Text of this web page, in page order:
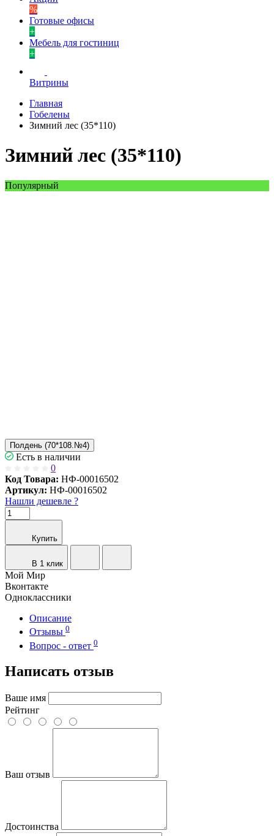
%
Готовые офисы
+
Мебель для гостиниц
+
Витрины
Главная
Гобелены
Зимний лес (35*110)
Зимний лес (35*110)
Популярный
Полдень (70*108.№4)
Есть в наличии
0
Код Товара: НФ-00016502
Артикул: НФ-00016502
Нашли дешевле ?
Купить
В 1 клик
Мой Мир
Вконтакте
Одноклассники
Описание
Отзывы 0
Вопрос - ответ 0
Написать отзыв
Ваше имя
Рейтинг
Ваш отзыв
Достоинства